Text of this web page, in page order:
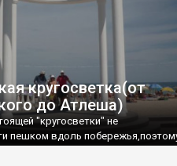
кругосветка(от
до Атлеша)
"кругосветки" не
пешком вдоль